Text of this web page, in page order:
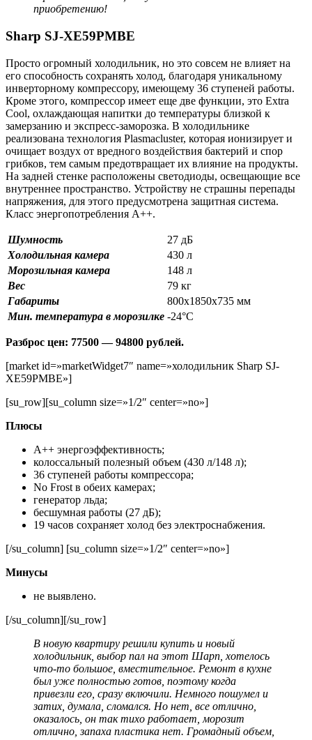
приобретению!
Sharp SJ-XE59PMBE
Просто огромный холодильник, но это совсем не влияет на
его способность сохранять холод, благодаря уникальному
инверторному компрессору, имеющему 36 ступеней работы.
Кроме этого, компрессор имеет еще две функции, это Extra
Cool, охлаждающая напитки до температуры близкой к
замерзанию и экспресс-заморозка. В холодильнике
реализована технология Plasmacluster, которая ионизирует и
очищает воздух от вредного воздействия бактерий и спор
грибков, тем самым предотвращает их влияние на продукты.
На задней стенке расположены светодиоды, освещающие все
внутреннее пространство. Устройству не страшны перепады
напряжения, для этого предусмотрена защитная система.
Класс энергопотребления А++.
Шумность
27 дБ
Холодильная камера
430 л
Морозильная камера
148 л
Вес
79 кг
Габариты
800х1850х735 мм
Мин. температура в морозилке -24°С
Разброс цен: 77500 — 94800 рублей.
[market id=»marketWidget7″ name=»холодильник Sharp SJ-
XE59PMBE»]
[su_row][su_column size=»1/2″ center=»no»]
Плюсы
А++ энергоэффективность;
колоссальный полезный объем (430 л/148 л);
36 ступеней работы компрессора;
No Frost в обеих камерах;
генератор льда;
бесшумная работы (27 дБ);
19 часов сохраняет холод без электроснабжения.
[/su_column] [su_column size=»1/2″ center=»no»]
Минусы
не выявлено.
[/su_column][/su_row]
В новую квартиру решили купить и новый
холодильник, выбор пал на этот Шарп, хотелось
что-то большое, вместительное. Ремонт в кухне
был уже полностью готов, поэтому когда
привезли его, сразу включили. Немного пошумел и
затих, думала, сломался. Но нет, все отлично,
оказалось, он так тихо работает, морозит
отлично, запаха пластика нет. Громадный объем,